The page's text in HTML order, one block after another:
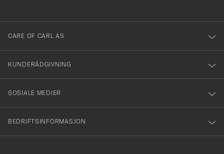
dig
till
vårt
nyhetsbrev!
CARE OF CARL AS
KUNDERÅDGIVNING
SOSIALE MEDIER
BEDRIFTSINFORMASJON